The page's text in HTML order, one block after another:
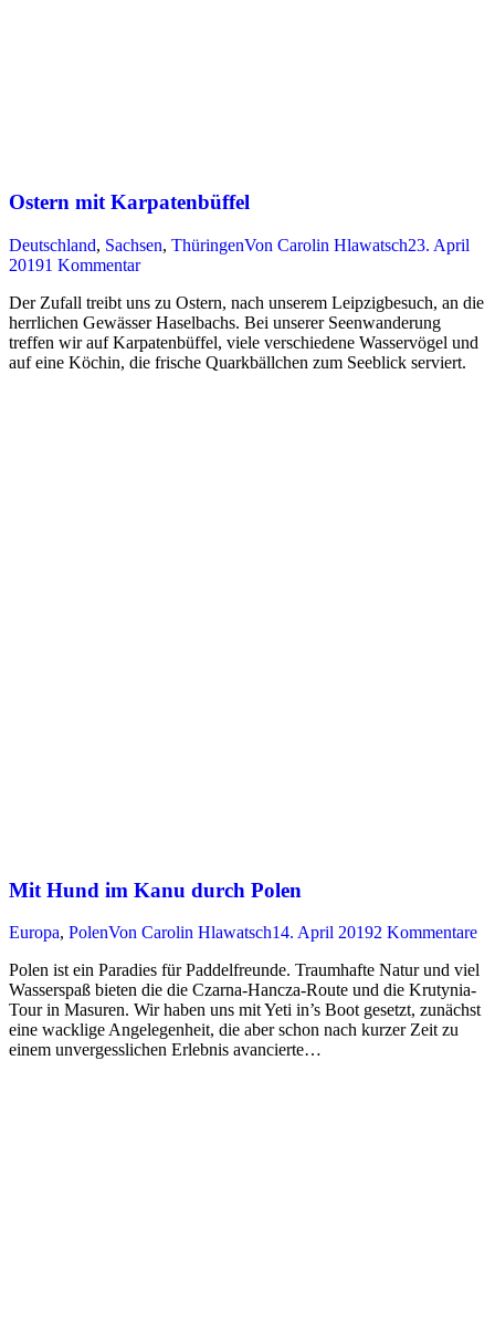
Ostern mit Karpatenbüffel
Deutschland, Sachsen, ThüringenVon Carolin Hlawatsch23. April
20191 Kommentar
Der Zufall treibt uns zu Ostern, nach unserem Leipzigbesuch, an die
herrlichen Gewässer Haselbachs. Bei unserer Seenwanderung
treffen wir auf Karpatenbüffel, viele verschiedene Wasservögel und
auf eine Köchin, die frische Quarkbällchen zum Seeblick serviert.
Mit Hund im Kanu durch Polen
Europa, PolenVon Carolin Hlawatsch14. April 20192 Kommentare
Polen ist ein Paradies für Paddelfreunde. Traumhafte Natur und viel
Wasserspaß bieten die die Czarna-Hancza-Route und die Krutynia-
Tour in Masuren. Wir haben uns mit Yeti in’s Boot gesetzt, zunächst
eine wacklige Angelegenheit, die aber schon nach kurzer Zeit zu
einem unvergesslichen Erlebnis avancierte…